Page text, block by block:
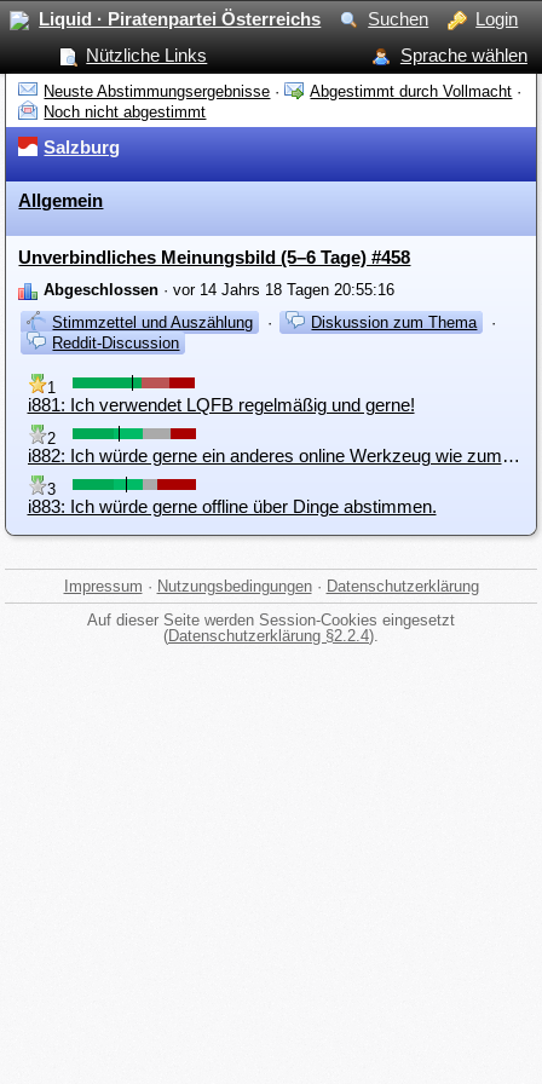
Liquid · Piratenpartei Österreichs Suchen
Login
Nützliche Links
Sprache wählen
Neuste Abstimmungsergebnisse · Abgestimmt durch Vollmacht ·
Noch nicht abgestimmt
Salzburg
Allgemein
Unverbindliches Meinungsbild (5–6 Tage) #458
Abgeschlossen · vor 14 Jahrs 18 Tagen 20:55:16
Stimmzettel und Auszählung
· Diskussion zum Thema
·
Reddit-Discussion
1
i881: Ich verwendet LQFB regelmäßig und gerne!
2
i882: Ich würde gerne ein anderes online Werkzeug wie zum Beispiel LimeSurvey verwenden.
3
i883: Ich würde gerne offline über Dinge abstimmen.
Impressum · Nutzungsbedingungen· Datenschutzerklärung
Auf dieser Seite werden Session-Cookies eingesetzt
(Datenschutzerklärung §2.2.4).